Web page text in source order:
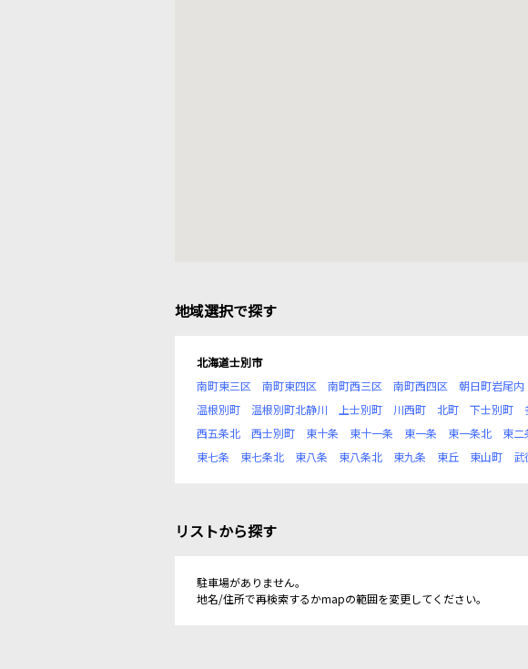
地域選択で探す
北海道士別市
南町東三区
南町東四区 南町西三区 南町西四区 朝日町岩尾内
温根別町
温根別町北静川 上士別町 川西町 北町 下士別町
西五条北
西士別町 東十条 東十一条 東一条 東一条北 東二
東七条
東七条北 東八条 東八条北 東九条 東丘 東山町 武
リストから探す
駐車場がありません。
地名/住所で再検索するかmapの範囲を変更してください。